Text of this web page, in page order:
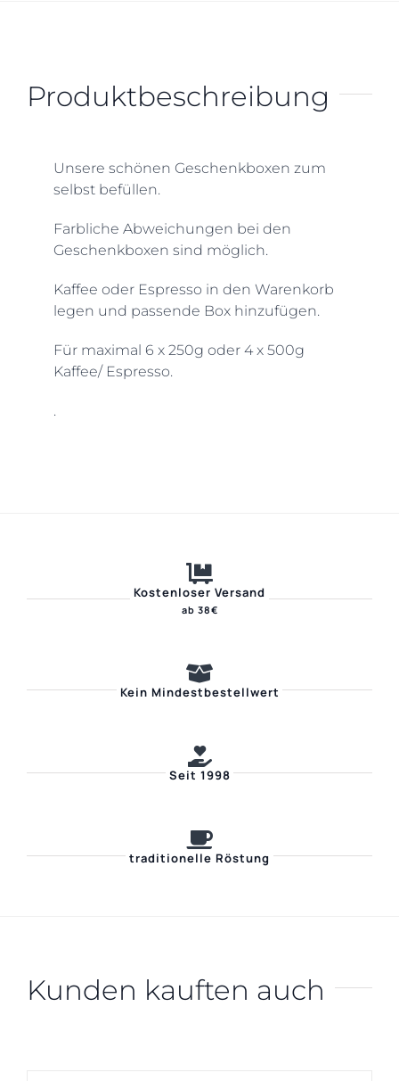
Produktbeschreibung
Unsere schönen Geschenkboxen zum
selbst befüllen.
Farbliche Abweichungen bei den
Geschenkboxen sind möglich.
Kaffee oder Espresso in den Warenkorb
legen und passende Box hinzufügen.
Für maximal 6 x 250g oder 4 x 500g
Kaffee/ Espresso.
.
Kostenloser Versand
ab 38€
Kein Mindestbestellwert
Seit 1998
traditionelle Röstung
Kunden kauften auch